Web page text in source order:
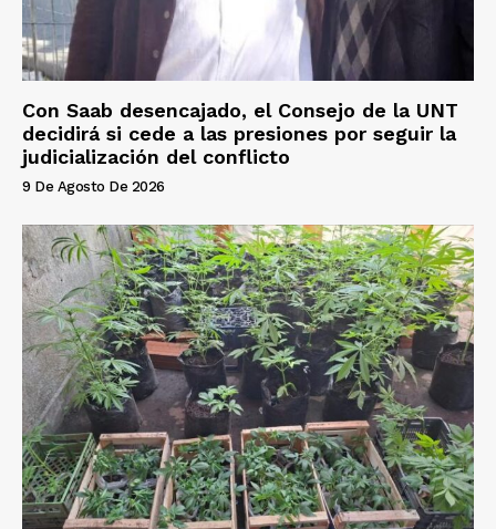
Con Saab desencajado, el Consejo de la UNT
decidirá si cede a las presiones por seguir la
judicialización del conflicto
9 De Agosto De 2026